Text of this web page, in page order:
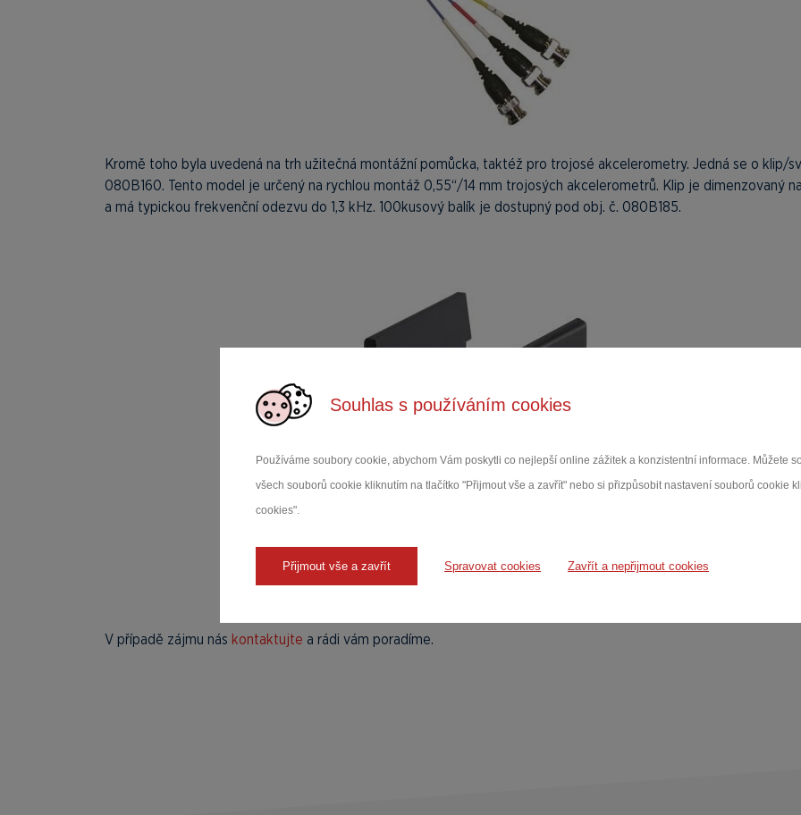
Souhlas s používáním cookies
Používáme soubory cookie, abychom Vám poskytli co nejlepší online zážitek a konzistentní informace. Můžete
všech souborů cookie kliknutím na tlačítko "Přijmout vše a zavřít" nebo si přizpůsobit nastavení souborů cookie
cookies".
Přijmout vše a zavřít Spravovat cookies Zavřít a nepřijmout cookies
Kromě toho byla uvedená na trh užitečná montážní pomůcka, taktéž pro trojosé akcelerometry. Jedná se o klip/
080B160. Tento model je určený na rychlou montáž 0,55“/14 mm trojosých akcelerometrů. Klip je dimenzovaný
a má typickou frekvenční odezvu do 1,3 kHz. 100kusový balík je dostupný pod obj. č. 080B185.
V případě zájmu nás kontaktujte a rádi vám poradíme.